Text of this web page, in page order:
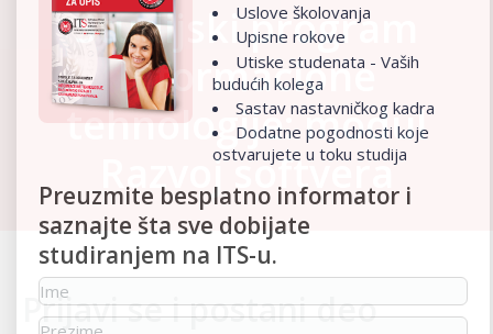
Studijski program
Informacione
tehnologije: modul
Razvoj softvera
Prijavi se i postani deo
Uslove školovanja
Upisne rokove
Utiske studenata - Vaših
budućih kolega
Sastav nastavničkog kadra
Dodatne pogodnosti koje
ostvarujete u toku studija
Preuzmite besplatno informator i
saznajte šta sve dobijate
studiranjem na ITS-u.